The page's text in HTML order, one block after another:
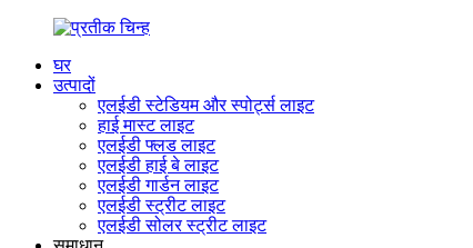
घर
उत्पादों
एलईडी स्टेडियम और स्पोर्ट्स लाइट
हाई मास्ट लाइट
एलईडी फ्लड लाइट
एलईडी हाई बे लाइट
एलईडी गार्डन लाइट
एलईडी स्ट्रीट लाइट
एलईडी सोलर स्ट्रीट लाइट